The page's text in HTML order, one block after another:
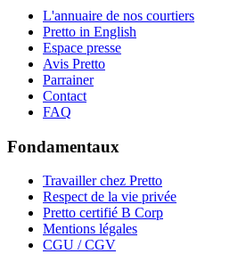
L'annuaire de nos courtiers
Pretto in English
Espace presse
Avis Pretto
Parrainer
Contact
FAQ
Fondamentaux
Travailler chez Pretto
Respect de la vie privée
Pretto certifié B Corp
Mentions légales
CGU / CGV